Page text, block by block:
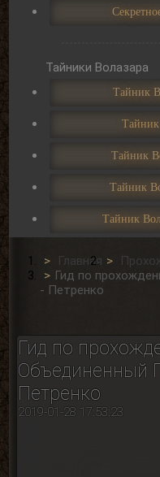
Главная
Гид по
- Петренко
Гид по
Объединенный
Петренко
2019-01-28 17:53:23
Тайники Волазара
Тайник
Тайник
Тайник
Тайник